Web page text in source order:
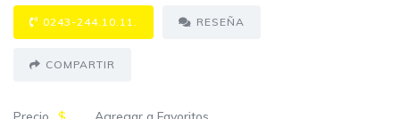
0243-244.10.11. RESEÑA
COMPARTIR